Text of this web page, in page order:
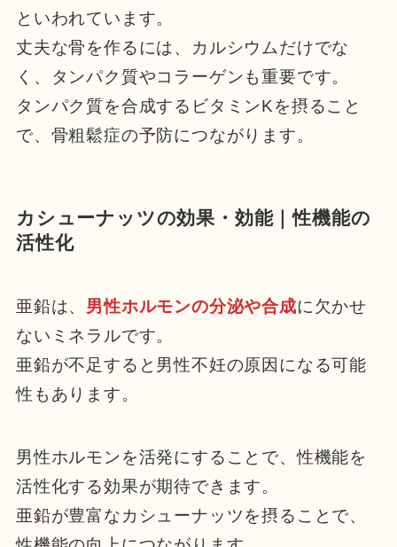
といわれています。
丈夫な骨を作るには、カルシウムだけでな
く、タンパク質やコラーゲンも重要です。
タンパク質を合成するビタミンKを摂ること
で、骨粗鬆症の予防につながります。
カシューナッツの効果・効能｜性機能の
活性化
亜鉛は、 男性ホルモンの分泌や合成に欠かせ
ないミネラルです。
亜鉛が不足すると男性不妊の原因になる可能
性もあります。
男性ホルモンを活発にすることで、性機能を
活性化する効果が期待できます。
亜鉛が豊富なカシューナッツを摂ることで、